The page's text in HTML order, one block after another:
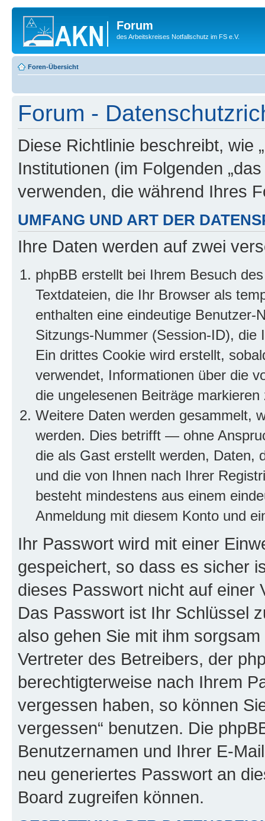
Forum
des Arbeitskreises Notfallschutz im FS e.V.
Foren-Übersicht
Forum -
Diese Richtlinie beschreibt, wie
Institutionen (im Folgenden
verwenden, die während Ihres
UMFANG UND ART DER
Ihre Daten werden auf zwei
phpBB erstellt bei Ihrem Besuch
Textdateien, die Ihr Browser als
enthalten eine eindeutige
Sitzungs-Nummer (Session-ID), die
Ein drittes Cookie wird erstellt,
verwendet, Informationen über die
die ungelesenen Beiträge markieren
Weitere Daten werden gesammelt,
werden. Dies betrifft — ohne
die als Gast erstellt werden, Daten,
und die von Ihnen nach Ihrer
besteht mindestens aus einem
Anmeldung mit diesem Konto und
Ihr Passwort wird mit einer
gespeichert, so dass es sicher
dieses Passwort nicht auf einer
Das Passwort ist Ihr Schlüssel
also gehen Sie mit ihm
Vertreter des Betreibers, der
berechtigterweise nach Ihrem
vergessen haben, so können
vergessen“ benutzen. Die
Benutzernamen und Ihrer E-
neu generiertes Passwort an
Board zugreifen können.